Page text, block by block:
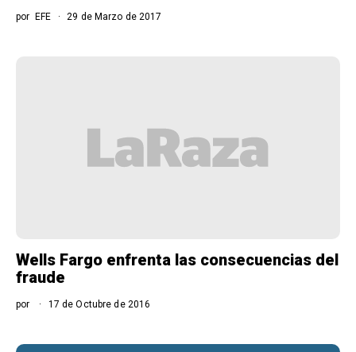
por EFE 29 de Marzo de 2017
Wells Fargo enfrenta las consecuencias del
fraude
por 17 de Octubre de 2016